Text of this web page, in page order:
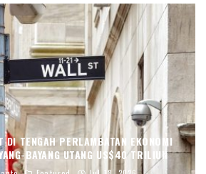
DI TENGAH PERLAMBATAN EKONOMI
BAYANG UTANG US$40 TRILIUN